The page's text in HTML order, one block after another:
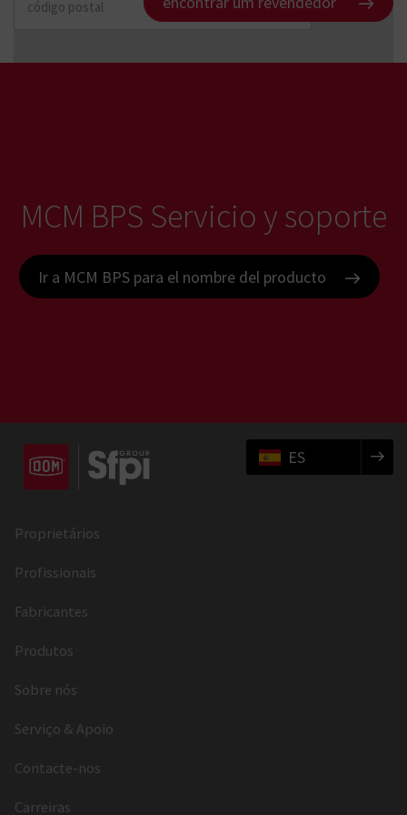
dentes , Cames de engrenagem
de 14 dentes
MCM BPS Servicio y soporte
Ir a MCM BPS para el nombre del producto
ES
Proprietários
Profissionais
Fabricantes
Produtos
Sobre nós
Serviço & Apoio
Contacte-nos
Carreiras